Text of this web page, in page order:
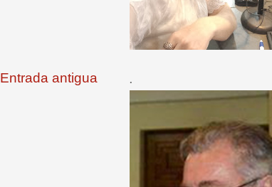
Entrada antigua .